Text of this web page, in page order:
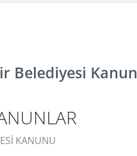
Belediyesi Kanun
KANUNU